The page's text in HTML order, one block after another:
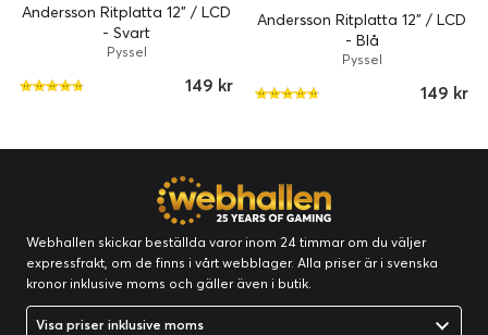
Andersson Ritplatta 12" / LCD
- Svart
Pyssel
149 kr
Andersson Ritplatta 12" / LCD
- Blå
Pyssel
149 kr
Webhallen skickar beställda varor inom 24 timmar om du väljer
expressfrakt, om de finns i vårt webblager. Alla priser är i svenska
kronor inklusive moms och gäller även i butik.
Visa priser inklusive moms